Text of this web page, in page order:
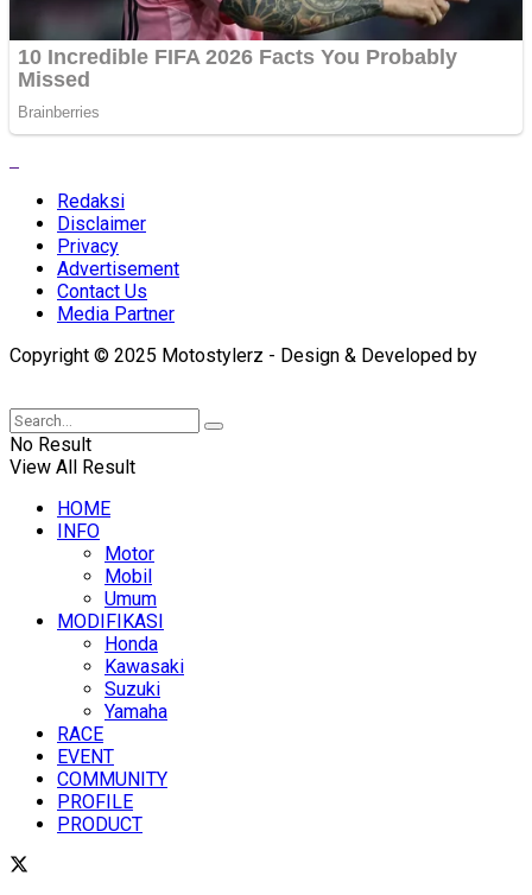
Redaksi
Disclaimer
Privacy
Advertisement
Contact Us
Media Partner
Copyright © 2025 Motostylerz - Design & Developed by
No Result
View All Result
HOME
INFO
Motor
Mobil
Umum
MODIFIKASI
Honda
Kawasaki
Suzuki
Yamaha
RACE
EVENT
COMMUNITY
PROFILE
PRODUCT